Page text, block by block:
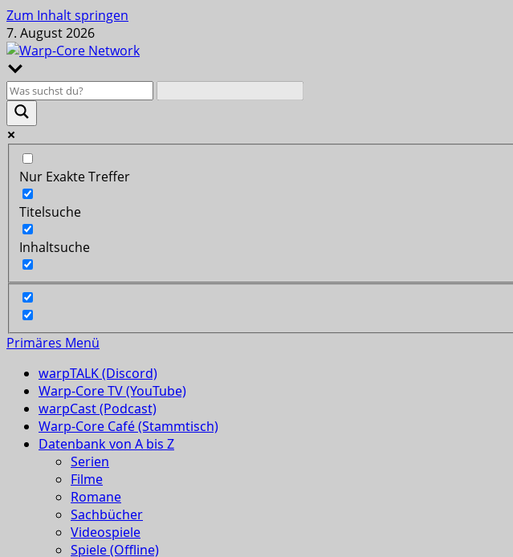
Zum Inhalt springen
7. August 2026
Nur Exakte Treffer
Titelsuche
Inhaltsuche
Primäres Menü
warpTALK (Discord)
Warp-Core TV (YouTube)
warpCast (Podcast)
Warp-Core Café (Stammtisch)
Datenbank von A bis Z
Serien
Filme
Romane
Sachbücher
Videospiele
Spiele (Offline)